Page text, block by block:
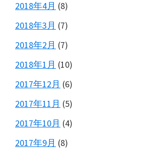
2018年4月 (8)
2018年3月 (7)
2018年2月 (7)
2018年1月 (10)
2017年12月 (6)
2017年11月 (5)
2017年10月 (4)
2017年9月 (8)